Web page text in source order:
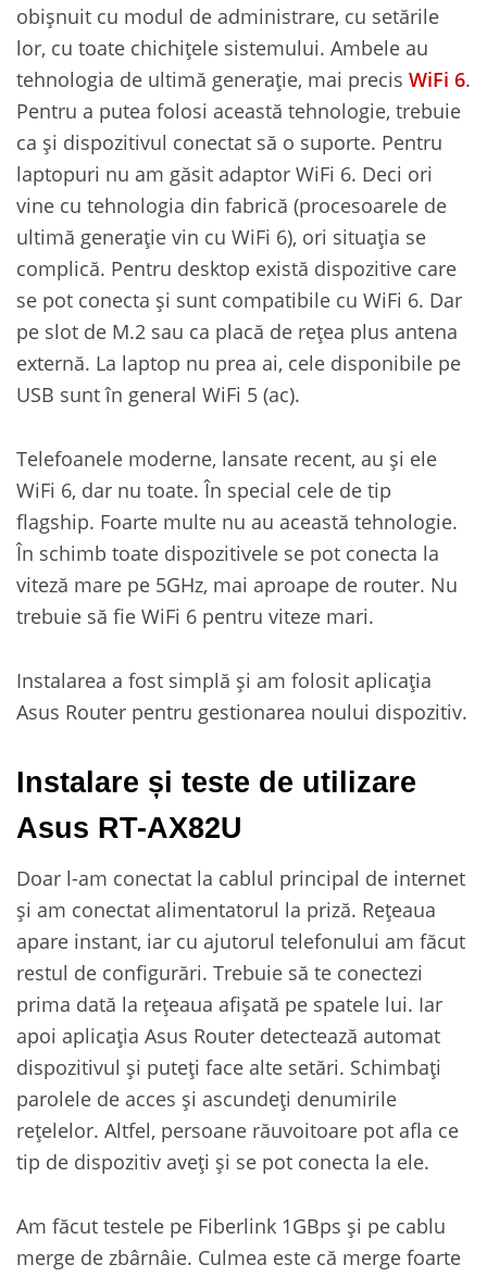
obișnuit cu modul de administrare, cu setările
lor, cu toate chichițele sistemului. Ambele au
tehnologia de ultimă generație, mai precis WiFi 6.
Pentru a putea folosi această tehnologie, trebuie
ca și dispozitivul conectat să o suporte. Pentru
laptopuri nu am găsit adaptor WiFi 6. Deci ori
vine cu tehnologia din fabrică (procesoarele de
ultimă generație vin cu WiFi 6), ori situația se
complică. Pentru desktop există dispozitive care
se pot conecta și sunt compatibile cu WiFi 6. Dar
pe slot de M.2 sau ca placă de rețea plus antena
externă. La laptop nu prea ai, cele disponibile pe
USB sunt în general WiFi 5 (ac).
Telefoanele moderne, lansate recent, au și ele
WiFi 6, dar nu toate. În special cele de tip
flagship. Foarte multe nu au această tehnologie.
În schimb toate dispozitivele se pot conecta la
viteză mare pe 5GHz, mai aproape de router. Nu
trebuie să fie WiFi 6 pentru viteze mari.
Instalarea a fost simplă și am folosit aplicația
Asus Router pentru gestionarea noului dispozitiv.
Instalare și teste de utilizare
Asus RT-AX82U
Doar l-am conectat la cablul principal de internet
și am conectat alimentatorul la priză. Rețeaua
apare instant, iar cu ajutorul telefonului am făcut
restul de configurări. Trebuie să te conectezi
prima dată la rețeaua afișată pe spatele lui. Iar
apoi aplicația Asus Router detectează automat
dispozitivul și puteți face alte setări. Schimbați
parolele de acces și ascundeți denumirile
rețelelor. Altfel, persoane răuvoitoare pot afla ce
tip de dispozitiv aveți și se pot conecta la ele.
Am făcut testele pe Fiberlink 1GBps și pe cablu
merge de zbârnâie. Culmea este că merge foarte